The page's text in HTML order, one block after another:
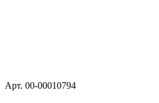
Арт. 00-00010794